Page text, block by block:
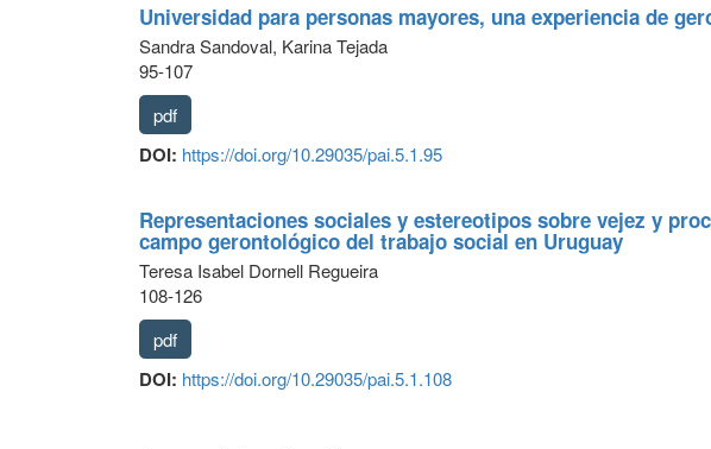
Universidad para personas mayores, una experiencia de
Sandra Sandoval, Karina Tejada
95-107
pdf
DOI: https://doi.org/10.29035/pai.5.1.95
Representaciones sociales y estereotipos sobre vejez y
campo gerontológico del trabajo social en Uruguay
Teresa Isabel Dornell Regueira
108-126
pdf
DOI: https://doi.org/10.29035/pai.5.1.108